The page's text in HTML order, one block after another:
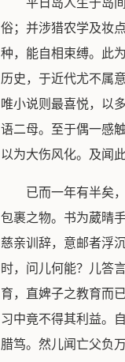
平日岛人生于岛
俗；并涉猎农学及妆
种，能自相束缚。此
历史，于近代尤不属
唯小说则最喜悦，以
语二母。至于偶一感
以为大伤风化。及闻
已而一年有半矣
包裹之物。书为葳晴
慈亲训辞，意邮者浮
时，问儿何能？儿答
育，直婢子之教育而
习中竟不得其利益。
腊笃。然儿闻亡父负